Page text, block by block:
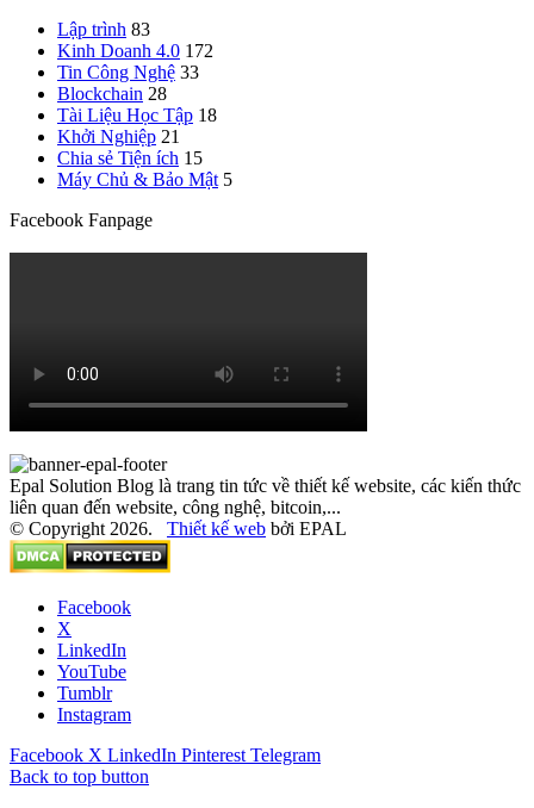
Lập trình 83
Kinh Doanh 4.0 172
Tin Công Nghệ 33
Blockchain 28
Tài Liệu Học Tập 18
Khởi Nghiệp 21
Chia sẻ Tiện ích 15
Máy Chủ & Bảo Mật 5
Facebook Fanpage
Epal Solution Blog là trang tin tức về thiết kế website, các kiến thức
liên quan đến website, công nghệ, bitcoin,...
© Copyright 2026. Thiết kế web bởi EPAL
Facebook
X
LinkedIn
YouTube
Tumblr
Instagram
Facebook X LinkedIn Pinterest Telegram
Back to top button